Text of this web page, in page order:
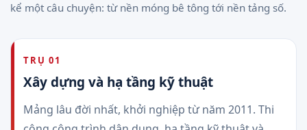
kể một câu chuyện: từ nền móng bê tông tới nền tảng số.
TRỤ 01
Xây dựng và hạ tầng kỹ thuật
Mảng lâu đời nhất, khởi nghiệp từ năm 2011. Thi